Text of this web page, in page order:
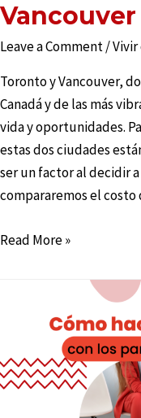
Vancouver
Leave a Comment/Vivir
Toronto y Vancouver,
Canadá y de las más
vida y oportunidades.
estas dos ciudades
ser un factor al decidir
compararemos el
Read More »